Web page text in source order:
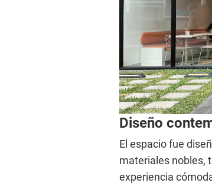
Diseño
El espacio fue
materiales nobles,
experiencia